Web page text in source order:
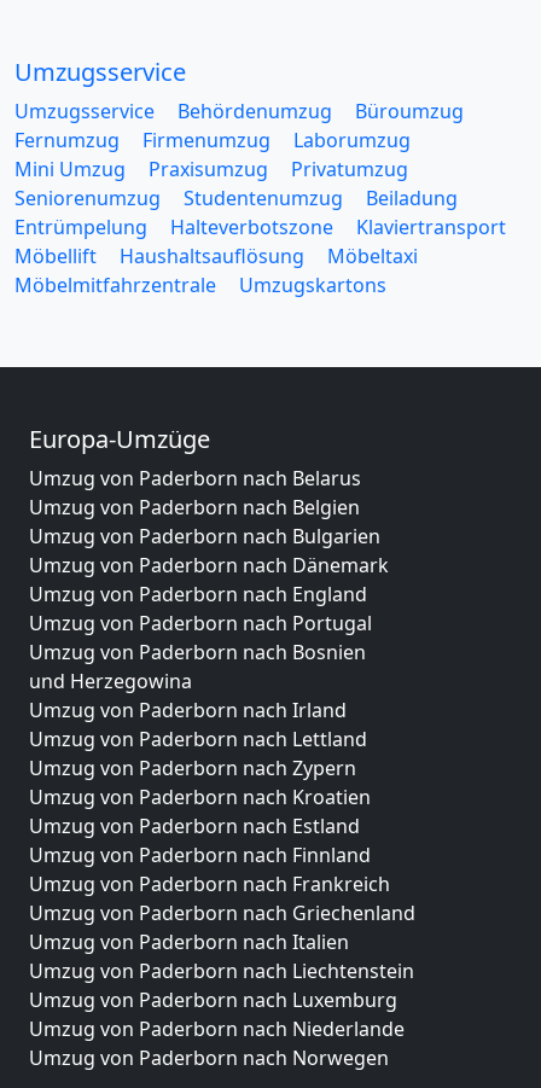
Umzugsservice
Umzugsservice Behördenumzug
Büroumzug
Fernumzug
Firmenumzug
Laborumzug
Mini Umzug
Praxisumzug
Privatumzug
Seniorenumzug
Studentenumzug
Beiladung
Entrümpelung
Halteverbotszone
Klaviertransport
Möbellift
Haushaltsauflösung
Möbeltaxi
Möbelmitfahrzentrale
Umzugskartons
Europa-Umzüge
Umzug von Paderborn nach Belarus
Umzug von Paderborn nach Belgien
Umzug von Paderborn nach Bulgarien
Umzug von Paderborn nach Dänemark
Umzug von Paderborn nach England
Umzug von Paderborn nach Portugal
Umzug von Paderborn nach Bosnien
und Herzegowina
Umzug von Paderborn nach Irland
Umzug von Paderborn nach Lettland
Umzug von Paderborn nach Zypern
Umzug von Paderborn nach Kroatien
Umzug von Paderborn nach Estland
Umzug von Paderborn nach Finnland
Umzug von Paderborn nach Frankreich
Umzug von Paderborn nach Griechenland
Umzug von Paderborn nach Italien
Umzug von Paderborn nach Liechtenstein
Umzug von Paderborn nach Luxemburg
Umzug von Paderborn nach Niederlande
Umzug von Paderborn nach Norwegen